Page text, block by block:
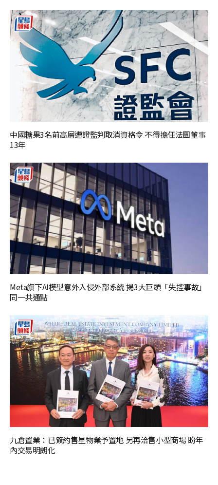
中國糖果3名前高層遭證監判取消資格令 不得擔任法團董事
13年
Meta旗下AI模型意外入侵外部系統 揭3大巨頭「失控事故」
同一共通點
九倉置業：已簽約售星物業予置地 另再洽售小型商場 盼年
內交易明朗化